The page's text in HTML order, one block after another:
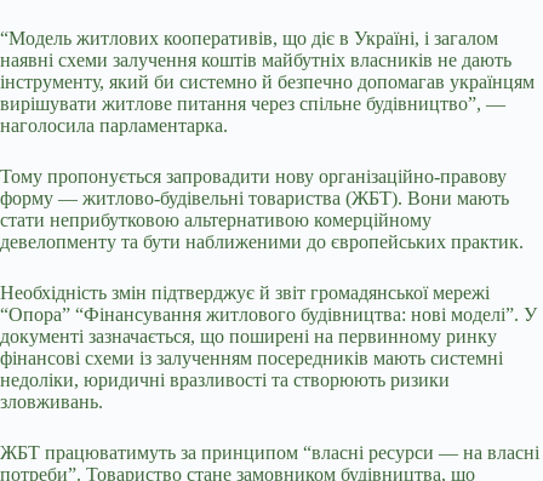
“Модель житлових кооперативів, що діє в Україні, і загалом
наявні схеми залучення коштів майбутніх власників не дають
інструменту, який би системно й безпечно допомагав українцям
вирішувати житлове питання через спільне будівництво”, —
наголосила парламентарка.
Тому пропонується запровадити нову організаційно-правову
форму — житлово-будівельні товариства (ЖБТ). Вони мають
стати неприбутковою альтернативою комерційному
девелопменту та бути наближеними до європейських практик.
Необхідність змін підтверджує й звіт громадянської мережі
“Опора” “Фінансування житлового будівництва: нові моделі”. У
документі зазначається, що поширені на первинному ринку
фінансові схеми із залученням посередників мають системні
недоліки, юридичні вразливості та створюють ризики
зловживань.
ЖБТ працюватимуть за принципом “власні ресурси — на власні
потреби”. Товариство стане замовником будівництва, що